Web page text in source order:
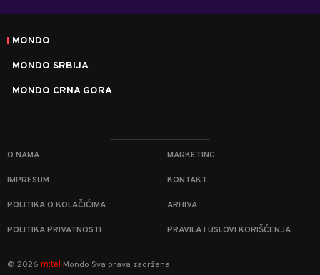
MONDO
MONDO SRBIJA
MONDO CRNA GORA
O NAMA MARKETING
IMPRESUM KONTAKT
POLITIKA O KOLAČIĆIMA ARHIVA
POLITIKA PRIVATNOSTI PRAVILA I USLOVI KORIŠĆENJA
© 2026 m:tel Mondo Sva prava zadržana.